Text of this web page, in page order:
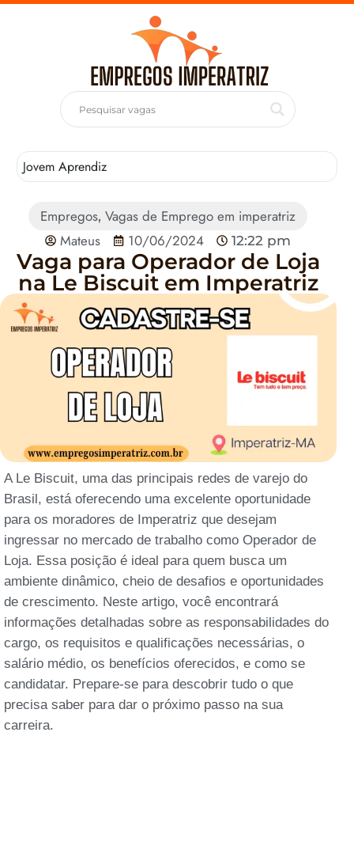
Jovem Aprendiz
Empregos,Vagas de Emprego em imperatriz
Mateus
10/06/2024 12:22 pm
Vaga para Operador de Loja
na Le Biscuit em Imperatriz
A Le Biscuit, uma das principais redes de varejo do
Brasil, está oferecendo uma excelente oportunidade
para os moradores de Imperatriz que desejam
ingressar no mercado de trabalho como Operador de
Loja. Essa posição é ideal para quem busca um
ambiente dinâmico, cheio de desafios e oportunidades
de crescimento. Neste artigo, você encontrará
informações detalhadas sobre as responsabilidades do
cargo, os requisitos e qualificações necessárias, o
salário médio, os benefícios oferecidos, e como se
candidatar. Prepare-se para descobrir tudo o que
precisa saber para dar o próximo passo na sua
carreira.